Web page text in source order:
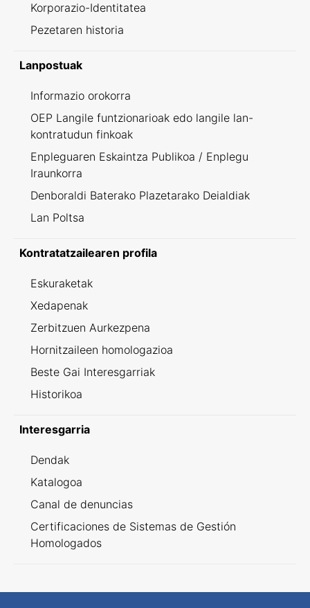
Korporazio-Identitatea
Pezetaren historia
Lanpostuak
Informazio orokorra
OEP Langile funtzionarioak edo langile lan-
kontratudun finkoak
Enpleguaren Eskaintza Publikoa / Enplegu
Iraunkorra
Denboraldi Baterako Plazetarako Deialdiak
Lan Poltsa
Kontratatzailearen profila
Eskuraketak
Xedapenak
Zerbitzuen Aurkezpena
Hornitzaileen homologazioa
Beste Gai Interesgarriak
Historikoa
Interesgarria
Dendak
Katalogoa
Canal de denuncias
Certificaciones de Sistemas de Gestión
Homologados